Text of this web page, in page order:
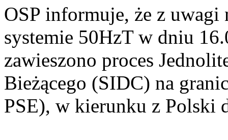
OSP informuje, że z uwagi
systemie 50HzT w dniu
zawieszono proces
Bieżącego (SIDC) na
PSE), w kierunku z Polski